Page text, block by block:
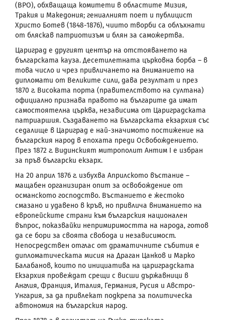
(ВРО), обхващаща комитети в областите Мизия,
Тракия и Македония; гениалният поет и публицист
Христо Ботев (1848-1876), чиито творби са облъхнати
от бляскав патриотизъм и блян за саможертва.
Цариград е другият център на отстояването на
българската кауза. Десетилетната църковна борба – в
това число и чрез привличането на вниманието на
дипломати от Великите сили, дава резултат и през
1870 г. Високата порта (правителството на султана)
официално признава правото на българите да имат
самостоятелна църква, независима от Цариградската
патриаршия. Създаването на Българската екзархия със
седалище в Цариград е най-значимото постижение на
българския народ в епохата преди Освобождението.
През 1872 г. Видинският митрополит Антим I е избран
за пръв български екзарх.
На 20 април 1876 г. избухва Априлското въстание –
мащабен организиран опит за освобождение от
османското господство. Въстанието е жестоко
смазано и удавено в кръв, но привлича вниманието на
европейските страни към българския национален
въпрос, показвайки непримиримостта на народа, готов
да се бори за своята свобода и независимост.
Непосредствен отглас от драматичните събития е
дипломатическата мисия на Драган Цанков и Марко
Балабанов, които по инициатива на цариградската
Екзархия провеждат срещи с висши държавници в
Англия, Франция, Италия, Германия, Русия и Австро-
Унгария, за да привлекат подкрепа за политическа
автономия на българския народ.